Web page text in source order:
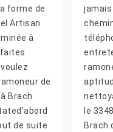
forme de
Artisan
à
faites
de
Brach
de suite
le
Brach